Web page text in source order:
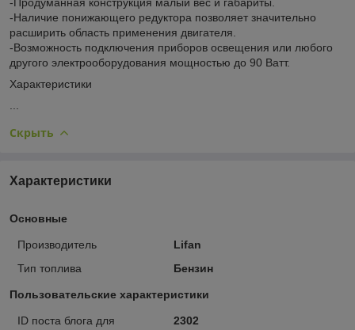
-Наличие понижающего редуктора позволяет значительно
расширить область применения двигателя.
-Возможность подключения приборов освещения или любого
другого электрооборудования мощностью до 90 Ватт.
Характеристики
Скрыть
Характеристики
Основные
Производитель
Lifan
Тип топлива
Бензин
Пользовательские характеристики
ID поста блога для
2302